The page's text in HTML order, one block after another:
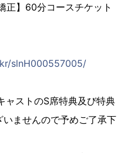
正】60分コースチケット
slnH000557005/
ャストのS席特典及び特典
ませんので予めご了承下